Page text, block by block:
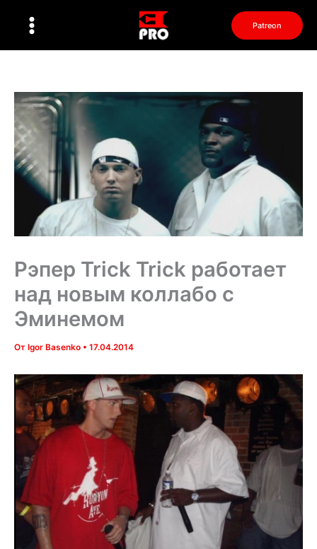
Patreon
Рэпер Trick Trick работает
над новым коллабо с
Эминемом
От Igor Basenko • 17.04.2014